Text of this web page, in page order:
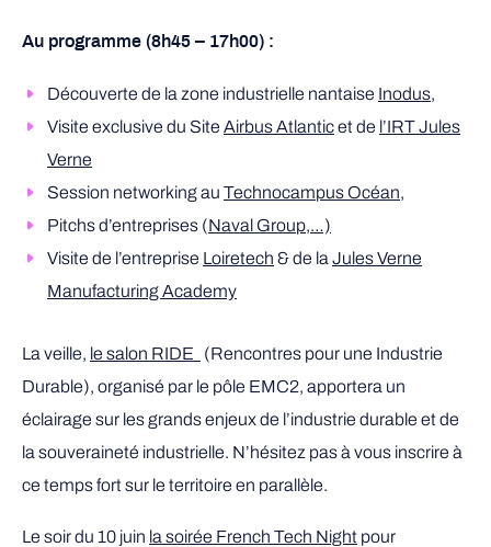
Au programme (8h45 – 17h00) :
Découverte de la zone industrielle nantaise Inodus,
Visite exclusive du Site Airbus Atlanticet de l’IRT Jules
Verne
Session networking au Technocampus Océan,
Pitchs d’entreprises (Naval Group,…)
Visite de l’entreprise Loiretech & de la Jules Verne
Manufacturing Academy
La veille, le salon RIDE
(Rencontres pour une Industrie
Durable), organisé par le pôle EMC2, apportera un
éclairage sur les grands enjeux de l’industrie durable et de
la souveraineté industrielle. N’hésitez pas à vous inscrire à
ce temps fort sur le territoire en parallèle.
Le soir du 10 juin la soirée French Tech Night pour